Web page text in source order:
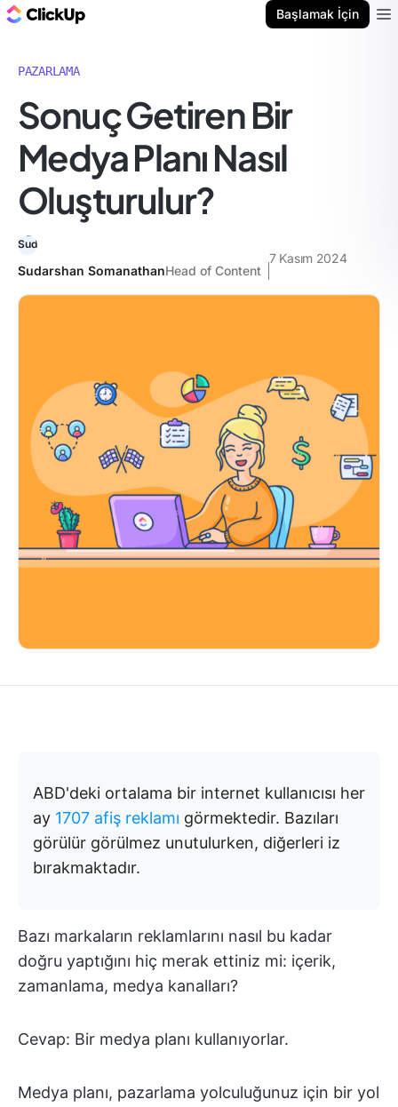
Başlamak İçin
PAZARLAMA
Sonuç Getiren Bir
Medya Planı Nasıl
Oluşturulur?
Sudarshan SomanathanHead of Content
7 Kasım 2024
ABD'deki ortalama bir internet kullanıcısı her
ay 1707 afiş reklamı görmektedir. Bazıları
görülür görülmez unutulurken, diğerleri iz
bırakmaktadır.
Bazı markaların reklamlarını nasıl bu kadar
doğru yaptığını hiç merak ettiniz mi: içerik,
zamanlama, medya kanalları?
Cevap: Bir medya planı kullanıyorlar.
Medya planı, pazarlama yolculuğunuz için bir yol